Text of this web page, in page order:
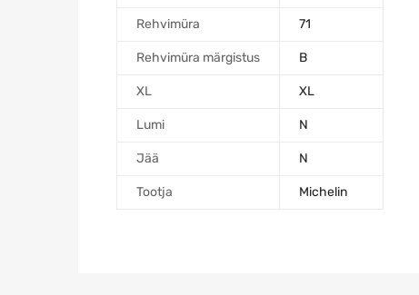
Rehvimüra 71
Rehvimüra märgistus B
XL XL
Lumi N
Jää N
Tootja Michelin